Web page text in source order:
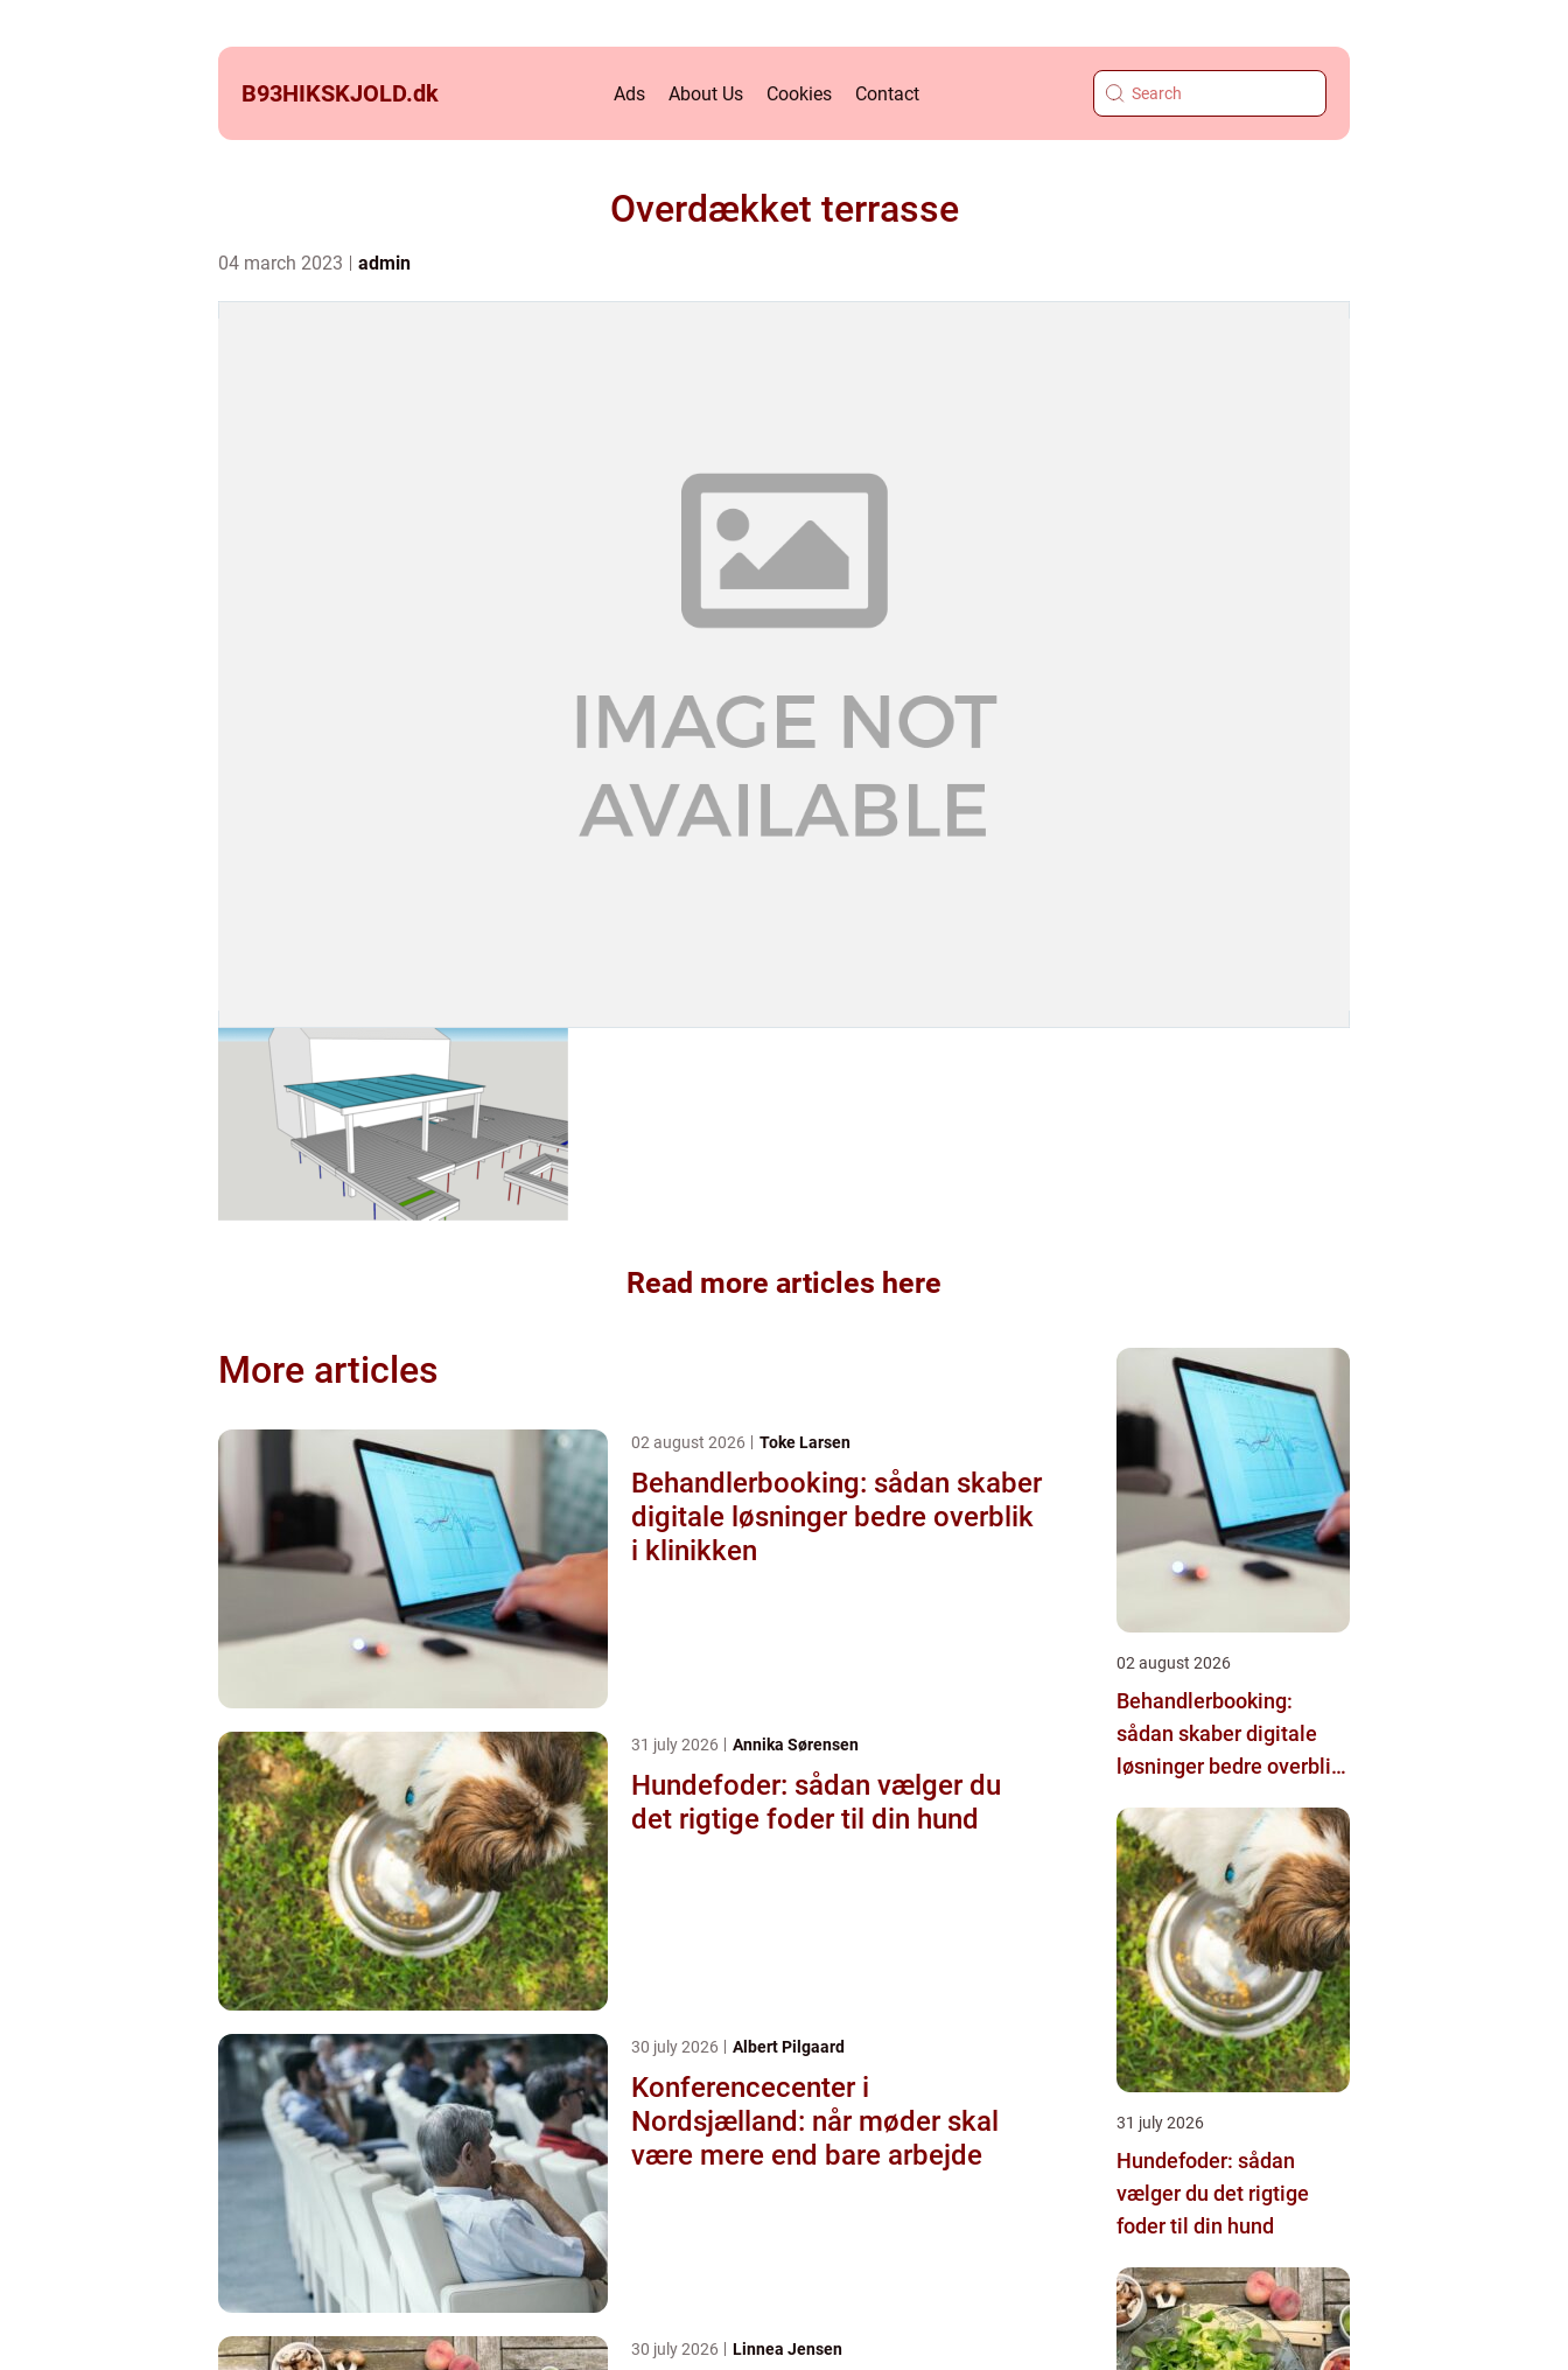
B93HIKSKJOLD.dk Ads About Us Cookies Contact
Overdækket terrasse
04 march 2023 admin
Read more articles here
More articles
02 august 2026 Toke Larsen
Behandlerbooking: sådan skaber
digitale løsninger bedre overblik
i klinikken
31 july 2026 Annika Sørensen
Hundefoder: sådan vælger du
det rigtige foder til din hund
30 july 2026 Albert Pilgaard
Konferencecenter i
Nordsjælland: når møder skal
være mere end bare arbejde
30 july 2026 Linnea Jensen
02 august 2026
Behandlerbooking:
sådan skaber digitale
løsninger bedre overblik
31 july 2026
Hundefoder: sådan
vælger du det rigtige
foder til din hund